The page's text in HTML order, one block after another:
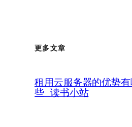
更多文章
租用云服务器的优势
些_读书小站